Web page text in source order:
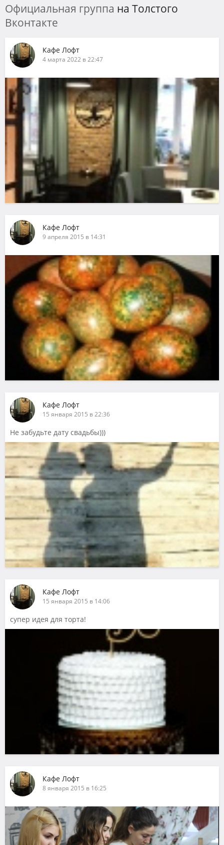
Официальная группа на Толстого
Вконтакте
Кафе Лофт
4 марта 2022 в 22:47
Кафе Лофт
9 апреля 2015 в 14:31
Кафе Лофт
15 января 2015 в 22:36
Не забудьте дату свадьбы)))
Кафе Лофт
15 января 2015 в 14:06
супер идея для торта!
Кафе Лофт
8 января 2015 в 16:25